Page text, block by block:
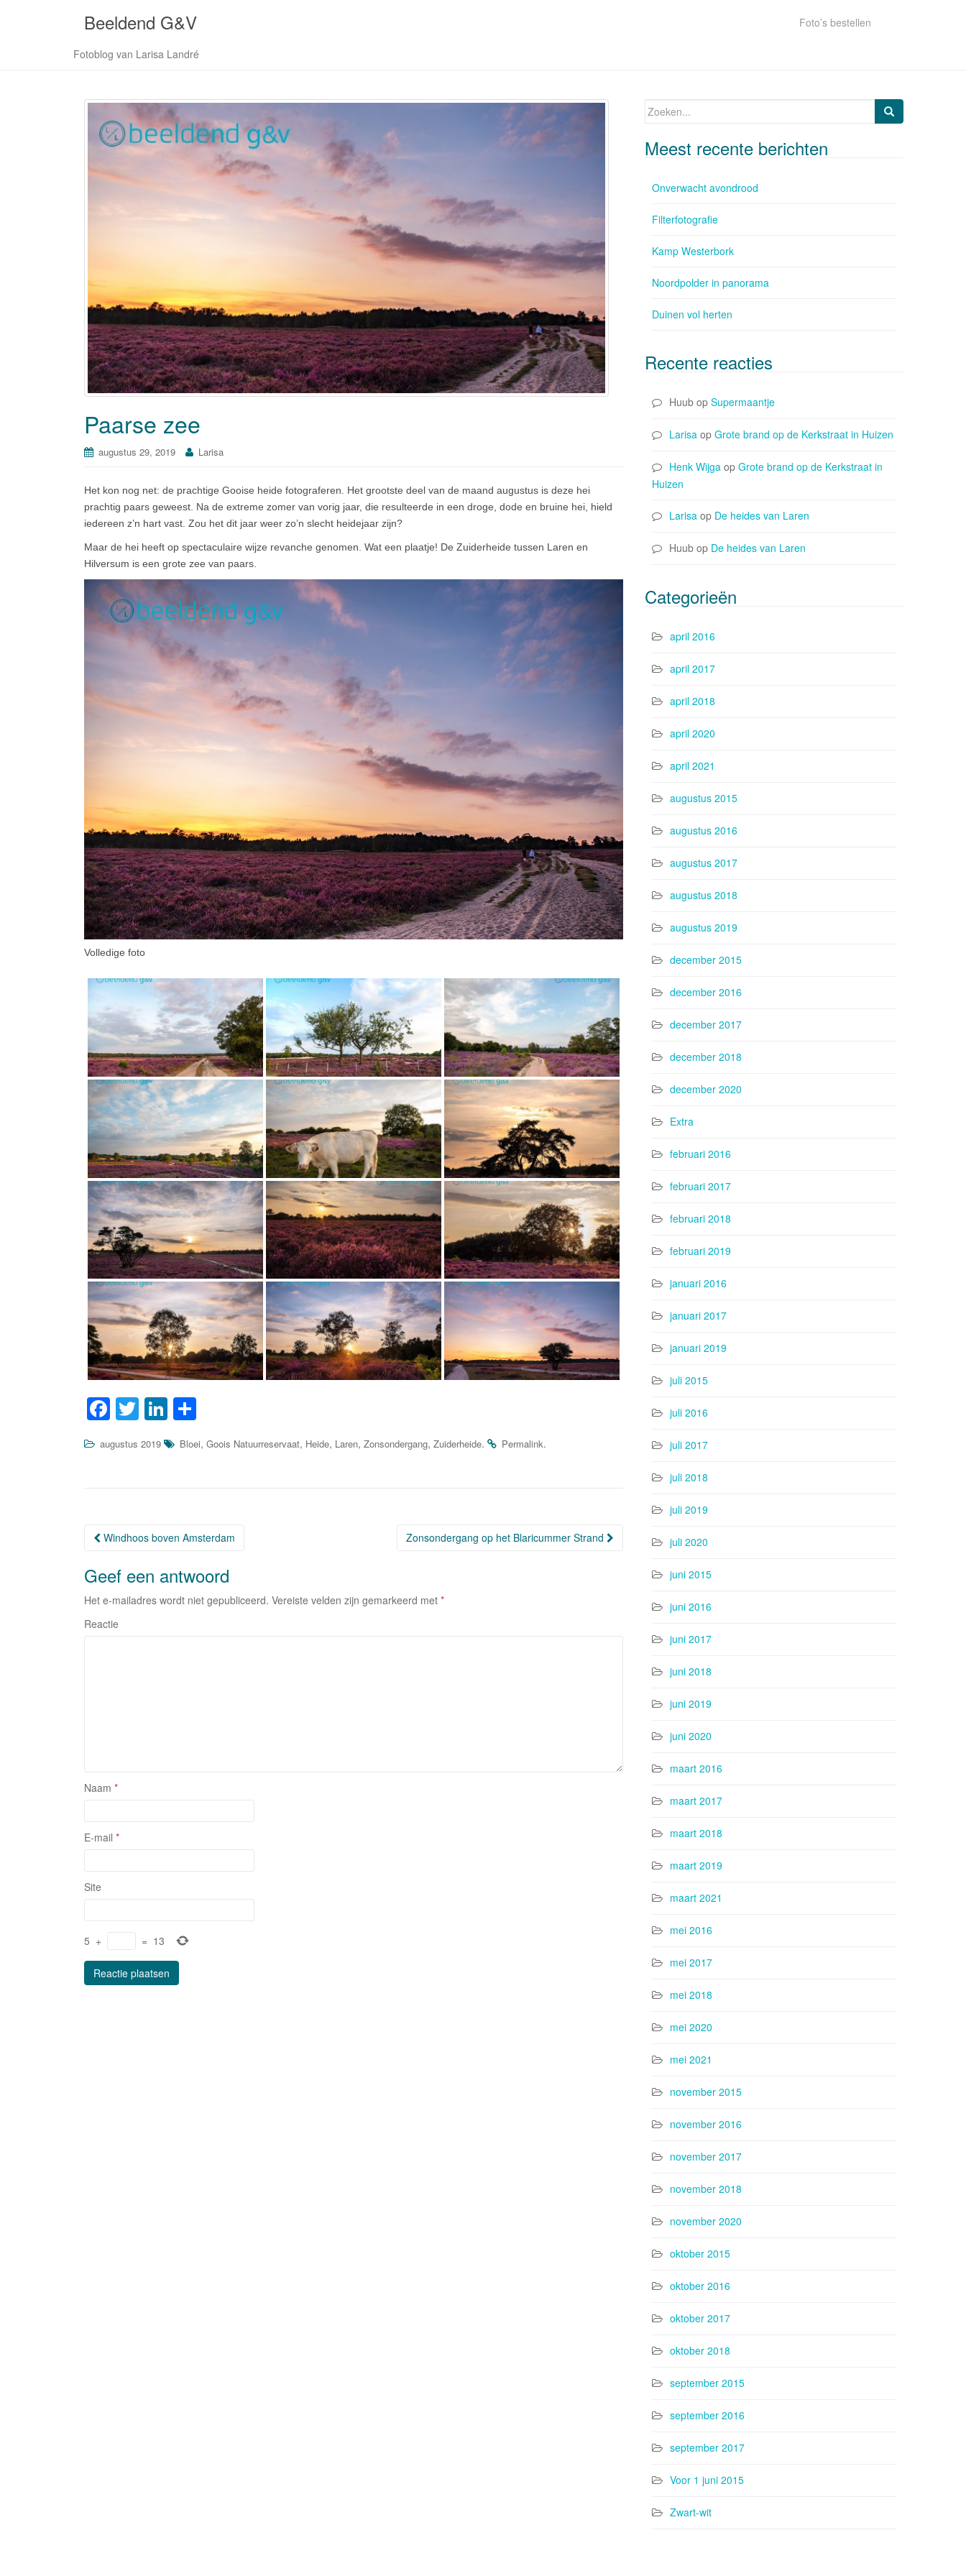
Beeldend G&V
Fotoblog van Larisa Landré
Foto’s bestellen
Paarse zee
augustus 29, 2019 Larisa
Het kon nog net: de prachtige Gooise heide fotograferen. Het grootste deel van de maand augustus is deze hei
prachtig paars geweest. Na de extreme zomer van vorig jaar, die resulteerde in een droge, dode en bruine hei, hield
iedereen z’n hart vast. Zou het dit jaar weer zo’n slecht heidejaar zijn?
Maar de hei heeft op spectaculaire wijze revanche genomen. Wat een plaatje! De Zuiderheide tussen Laren en
Hilversum is een grote zee van paars.
Volledige foto
F
c
o
k
T
tt
Li
k
e
augustus 2019 Bloei, Goois Natuurreservaat, Heide, Laren, Zonsondergang, Zuiderheide. Permalink.
Berichtnavigatie
Windhoos boven Amsterdam Zonsondergang op het Blaricummer Strand
Geef een antwoord
Het e-mailadres wordt niet gepubliceerd. Vereiste velden zijn gemarkeerd met *
Reactie
Naam *
E-mail *
Site
5 + = 13
Zoeken naar:
Meest recente berichten
Onverwacht avondrood
Filterfotografie
Kamp Westerbork
Noordpolder in panorama
Duinen vol herten
Recente reacties
Huub op Supermaantje
Larisa op Grote brand op de Kerkstraat in Huizen
Henk Wijga op Grote brand op de Kerkstraat in
Huizen
Larisa op De heides van Laren
Huub op De heides van Laren
Categorieën
april 2016
april 2017
april 2018
april 2020
april 2021
augustus 2015
augustus 2016
augustus 2017
augustus 2018
augustus 2019
december 2015
december 2016
december 2017
december 2018
december 2020
Extra
februari 2016
februari 2017
februari 2018
februari 2019
januari 2016
januari 2017
januari 2019
juli 2015
juli 2016
juli 2017
juli 2018
juli 2019
juli 2020
juni 2015
juni 2016
juni 2017
juni 2018
juni 2019
juni 2020
maart 2016
maart 2017
maart 2018
maart 2019
maart 2021
mei 2016
mei 2017
mei 2018
mei 2020
mei 2021
november 2015
november 2016
november 2017
november 2018
november 2020
oktober 2015
oktober 2016
oktober 2017
oktober 2018
september 2015
september 2016
september 2017
Voor 1 juni 2015
Zwart-wit